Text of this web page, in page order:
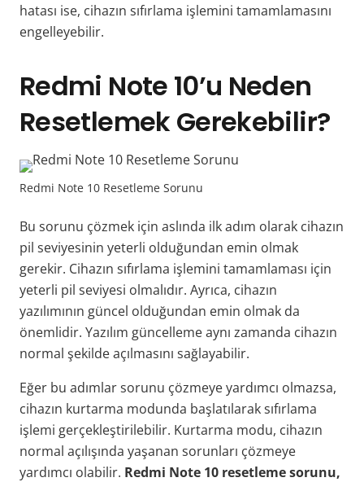
hatası ise, cihazın sıfırlama işlemini tamamlamasını
engelleyebilir.
Redmi Note 10’u Neden
Resetlemek Gerekebilir?
Redmi Note 10 Resetleme Sorunu
Bu sorunu çözmek için aslında ilk adım olarak cihazın
pil seviyesinin yeterli olduğundan emin olmak
gerekir. Cihazın sıfırlama işlemini tamamlaması için
yeterli pil seviyesi olmalıdır. Ayrıca, cihazın
yazılımının güncel olduğundan emin olmak da
önemlidir. Yazılım güncelleme aynı zamanda cihazın
normal şekilde açılmasını sağlayabilir.
Eğer bu adımlar sorunu çözmeye yardımcı olmazsa,
cihazın kurtarma modunda başlatılarak sıfırlama
işlemi gerçekleştirilebilir. Kurtarma modu, cihazın
normal açılışında yaşanan sorunları çözmeye
yardımcı olabilir. Redmi Note 10 resetleme sorunu,